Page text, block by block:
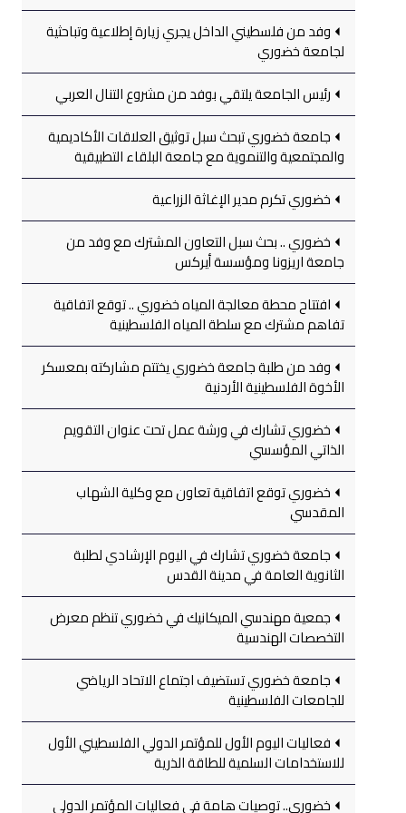
وفد من فلسطيني الداخل يجري زيارة إطلاعية وتباحثية
لجامعة خضوري
رئيس الجامعة يلتقي بوفد من مشروع التنال العربي
جامعة خضوري تبحث سبل توثيق العلاقات الأكاديمية
والمجتمعية والتنموية مع جامعة البلقاء التطبيقية
خضوري تكرم مدير الإغاثة الزراعية
خضوري .. بحث سبل التعاون المشترك مع وفد من
جامعة اريزونا ومؤسسة أيركس
افتتاح محطة معالجة المياه خضوري .. توقع اتفاقية
تفاهم مشترك مع سلطة المياه الفلسطينية
وفد من طلبة جامعة خضوري يختتم مشاركته بمعسكر
الأخوة الفلسطينية الأردنية
خضوري تشارك في ورشة عمل تحت عنوان التقويم
الذاتي المؤسسي
خضوري توقع اتفاقية تعاون مع وكلية الشهاب
المقدسي
جامعة خضوري تشارك في اليوم الإرشادي لطلبة
الثانوية العامة في مدينة القدس
جمعية مهندسي الميكانيك في خضوري تنظم معرض
التخصصات الهندسية
جامعة خضوري تستضيف اجتماع الاتحاد الرياضي
للجامعات الفلسطينية
فعاليات اليوم الأول للمؤتمر الدولي الفلسطيني الأول
للاستخدامات السلمية للطاقة الذرية
خضوري.. توصيات هامة في فعاليات المؤتمر الدولي